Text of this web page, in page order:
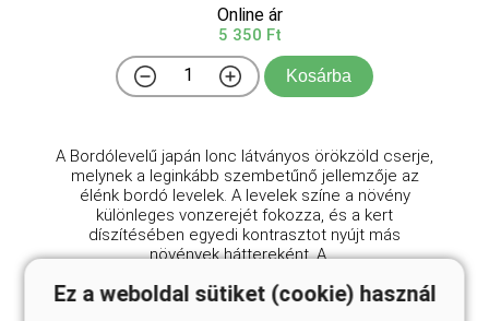
Online ár
5 350 Ft
Kosárba
A Bordólevelű japán lonc látványos örökzöld cserje,
melynek a leginkább szembetűnő jellemzője az
élénk bordó levelek. A levelek színe a növény
különleges vonzerejét fokozza, és a kert
díszítésében egyedi kontrasztot nyújt más
növények háttereként. A ...
Ez a weboldal sütiket (cookie) használ